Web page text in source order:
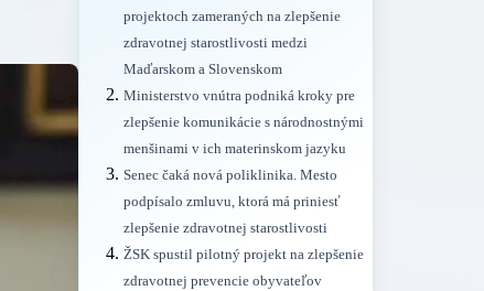
projektoch zameraných na zlepšenie
zdravotnej starostlivosti medzi
Maďarskom a Slovenskom
Ministerstvo vnútra podniká kroky pre
zlepšenie komunikácie s národnostnými
menšinami v ich materinskom jazyku
Senec čaká nová poliklinika. Mesto
podpísalo zmluvu, ktorá má priniesť
zlepšenie zdravotnej starostlivosti
ŽSK spustil pilotný projekt na zlepšenie
zdravotnej prevencie obyvateľov